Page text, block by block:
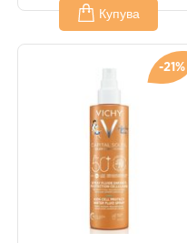
Купува
-21%